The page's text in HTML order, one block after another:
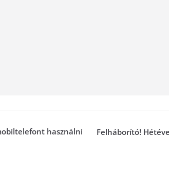
használni
Felháborító!